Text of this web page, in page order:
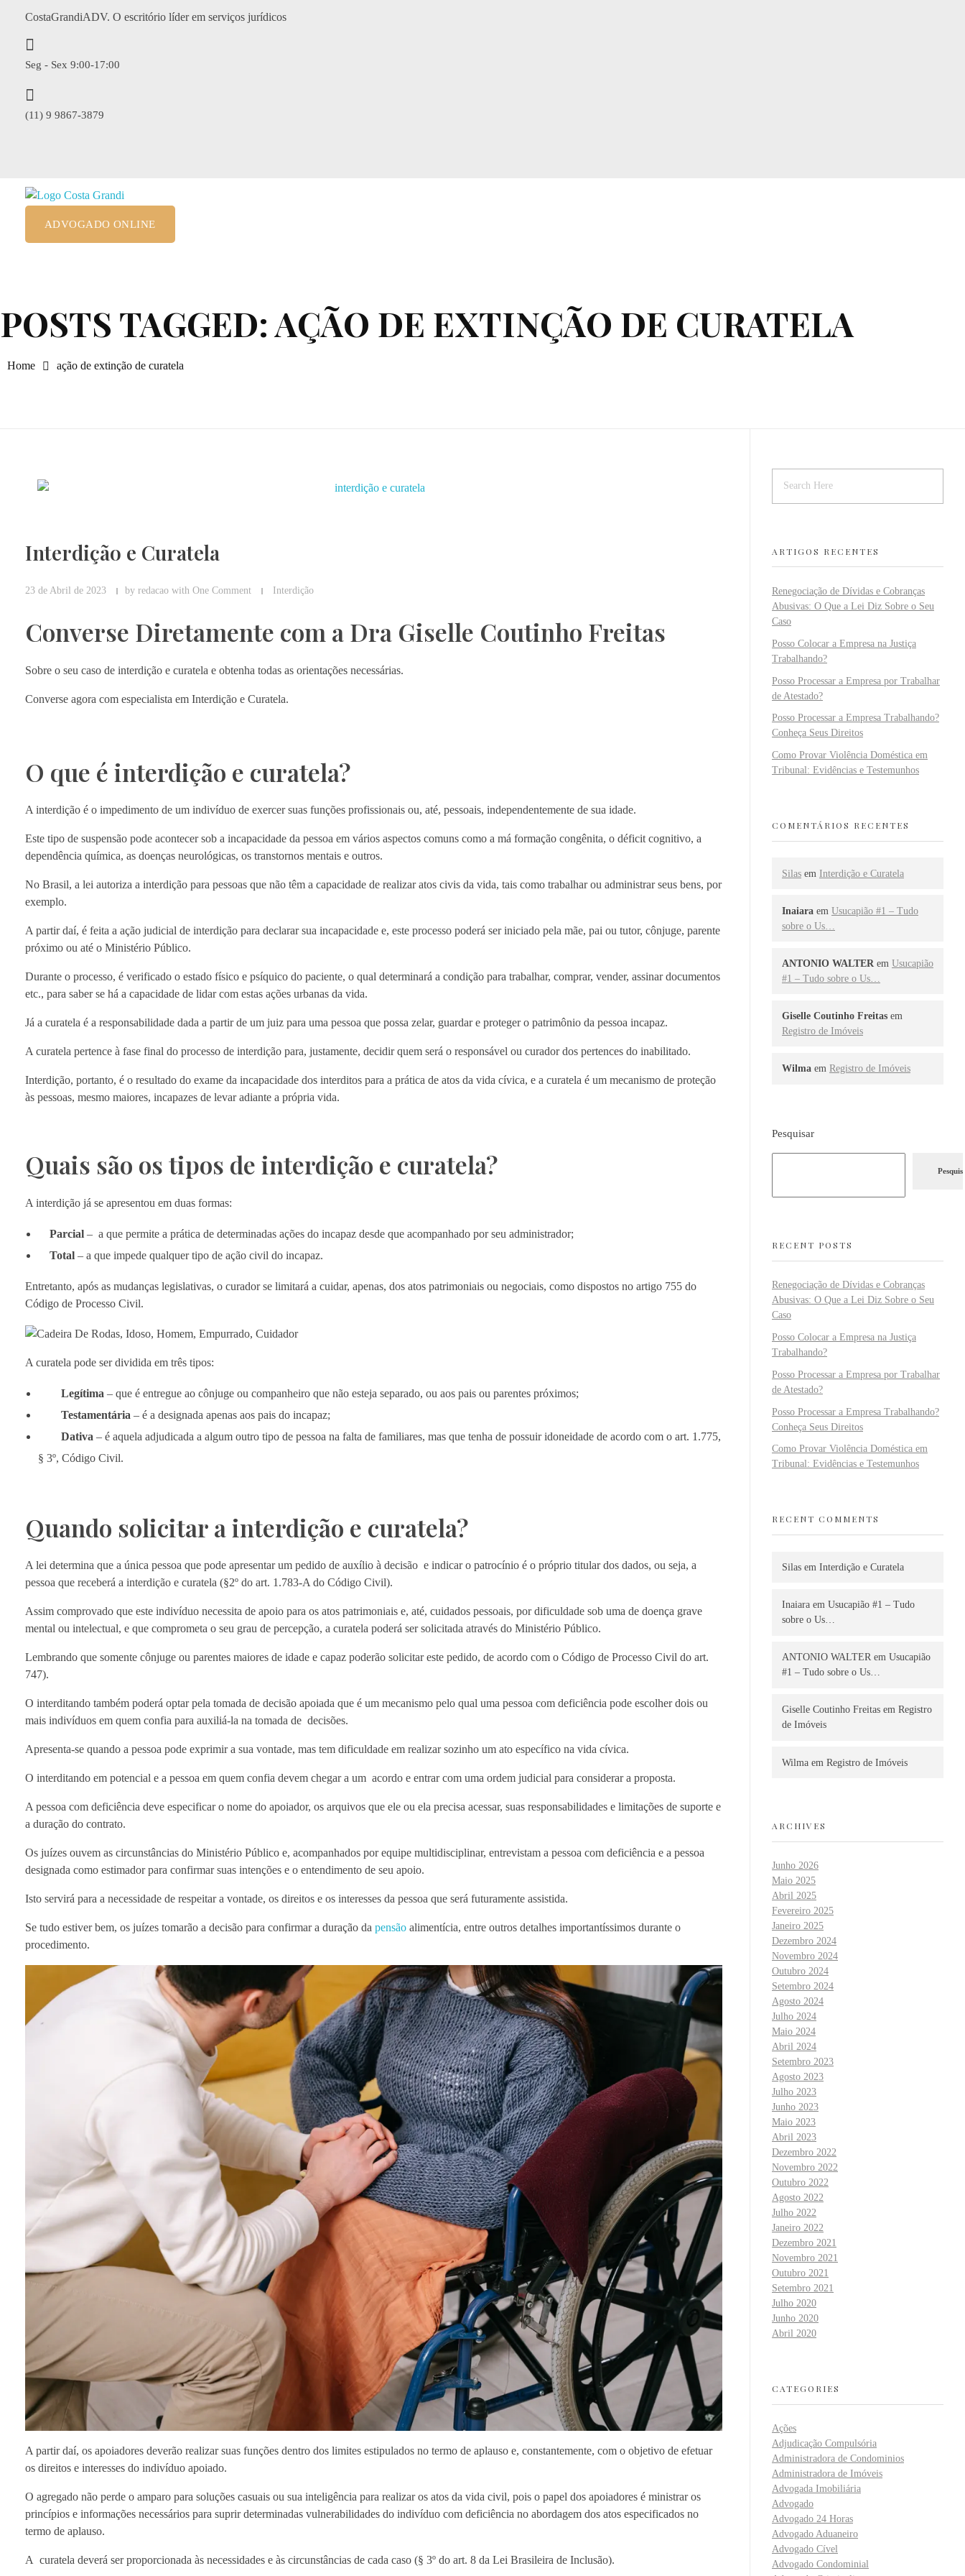
CostaGrandiADV. O escritório líder em serviços jurídicos
Seg - Sex 9:00-17:00
(11) 9 9867-3879
ADVOGADO ONLINE
Home ação de extinção de curatela
POSTS TAGGED: AÇÃO DE EXTINÇÃO DE CURATELA
Interdição e Curatela
23 de Abril de 2023 by redacao with One Comment Interdição
Converse Diretamente com a Dra Giselle Coutinho Freitas
Sobre o seu caso de interdição e curatela e obtenha todas as orientações necessárias.
Converse agora com especialista em Interdição e Curatela.
O que é interdição e curatela?
A interdição é o impedimento de um indivíduo de exercer suas funções profissionais ou, até, pessoais, independentemente de sua idade.
Este tipo de suspensão pode acontecer sob a incapacidade da pessoa em vários aspectos comuns como a má formação congênita, o déficit cognitivo, a
dependência química, as doenças neurológicas, os transtornos mentais e outros.
No Brasil, a lei autoriza a interdição para pessoas que não têm a capacidade de realizar atos civis da vida, tais como trabalhar ou administrar seus bens, por
exemplo.
A partir daí, é feita a ação judicial de interdição para declarar sua incapacidade e, este processo poderá ser iniciado pela mãe, pai ou tutor, cônjuge, parente
próximo ou até o Ministério Público.
Durante o processo, é verificado o estado físico e psíquico do paciente, o qual determinará a condição para trabalhar, comprar, vender, assinar documentos
etc., para saber se há a capacidade de lidar com estas ações urbanas da vida.
Já a curatela é a responsabilidade dada a partir de um juiz para uma pessoa que possa zelar, guardar e proteger o patrimônio da pessoa incapaz.
A curatela pertence à fase final do processo de interdição para, justamente, decidir quem será o responsável ou curador dos pertences do inabilitado.
Interdição, portanto, é o resultado do exame da incapacidade dos interditos para a prática de atos da vida cívica, e a curatela é um mecanismo de proteção
às pessoas, mesmo maiores, incapazes de levar adiante a própria vida.
Quais são os tipos de interdição e curatela?
A interdição já se apresentou em duas formas:
Parcial– a que permite a prática de determinadas ações do incapaz desde que acompanhado por seu administrador;
Total– a que impede qualquer tipo de ação civil do incapaz.
Entretanto, após as mudanças legislativas, o curador se limitará a cuidar, apenas, dos atos patrimoniais ou negociais, como dispostos no artigo 755 do
Código de Processo Civil.
A curatela pode ser dividida em três tipos:
Legítima – que é entregue ao cônjuge ou companheiro que não esteja separado, ou aos pais ou parentes próximos;
Testamentária – é a designada apenas aos pais do incapaz;
Dativa – é aquela adjudicada a algum outro tipo de pessoa na falta de familiares, mas que tenha de possuir idoneidade de acordo com o art. 1.775,
§ 3º, Código Civil.
Quando solicitar a interdição e curatela?
A lei determina que a única pessoa que pode apresentar um pedido de auxílio à decisão e indicar o patrocínio é o próprio titular dos dados, ou seja, a
pessoa que receberá a interdição e curatela (§2º do art. 1.783-A do Código Civil).
Assim comprovado que este indivíduo necessita de apoio para os atos patrimoniais e, até, cuidados pessoais, por dificuldade sob uma de doença grave
mental ou intelectual, e que comprometa o seu grau de percepção, a curatela poderá ser solicitada através do Ministério Público.
Lembrando que somente cônjuge ou parentes maiores de idade e capaz poderão solicitar este pedido, de acordo com o Código de Processo Civil do art.
747).
O interditando também poderá optar pela tomada de decisão apoiada que é um mecanismo pelo qual uma pessoa com deficiência pode escolher dois ou
mais indivíduos em quem confia para auxiliá-la na tomada de decisões.
Apresenta-se quando a pessoa pode exprimir a sua vontade, mas tem dificuldade em realizar sozinho um ato específico na vida cívica.
O interditando em potencial e a pessoa em quem confia devem chegar a um acordo e entrar com uma ordem judicial para considerar a proposta.
A pessoa com deficiência deve especificar o nome do apoiador, os arquivos que ele ou ela precisa acessar, suas responsabilidades e limitações de suporte e
a duração do contrato.
Os juízes ouvem as circunstâncias do Ministério Público e, acompanhados por equipe multidisciplinar, entrevistam a pessoa com deficiência e a pessoa
designada como estimador para confirmar suas intenções e o entendimento de seu apoio.
Isto servirá para a necessidade de respeitar a vontade, os direitos e os interesses da pessoa que será futuramente assistida.
Se tudo estiver bem, os juízes tomarão a decisão para confirmar a duração da pensão alimentícia, entre outros detalhes importantíssimos durante o
procedimento.
A partir daí, os apoiadores deverão realizar suas funções dentro dos limites estipulados no termo de aplauso e, constantemente, com o objetivo de efetuar
os direitos e interesses do indivíduo apoiado.
O agregado não perde o amparo para soluções casuais ou sua inteligência para realizar os atos da vida civil, pois o papel dos apoiadores é ministrar os
princípios e informações necessários para suprir determinadas vulnerabilidades do indivíduo com deficiência no abordagem dos atos especificados no
termo de aplauso.
A curatela deverá ser proporcionada às necessidades e às circunstâncias de cada caso (§ 3º do art. 8 da Lei Brasileira de Inclusão).
ARTIGOS RECENTES
Renegociação de Dívidas e Cobranças
Abusivas: O Que a Lei Diz Sobre o Seu
Caso
Posso Colocar a Empresa na Justiça
Trabalhando?
Posso Processar a Empresa por Trabalhar
de Atestado?
Posso Processar a Empresa Trabalhando?
Conheça Seus Direitos
Como Provar Violência Doméstica em
Tribunal: Evidências e Testemunhos
COMENTÁRIOS RECENTES
Silas em Interdição e Curatela
Inaiara em Usucapião #1 – Tudo
sobre o Us…
ANTONIO WALTER em Usucapião
#1 – Tudo sobre o Us…
Giselle Coutinho Freitas em
Registro de Imóveis
Wilma em Registro de Imóveis
Pesquisar
RECENT POSTS
Renegociação de Dívidas e Cobranças
Abusivas: O Que a Lei Diz Sobre o Seu
Caso
Posso Colocar a Empresa na Justiça
Trabalhando?
Posso Processar a Empresa por Trabalhar
de Atestado?
Posso Processar a Empresa Trabalhando?
Conheça Seus Direitos
Como Provar Violência Doméstica em
Tribunal: Evidências e Testemunhos
RECENT COMMENTS
Silas em Interdição e Curatela
Inaiara em Usucapião #1 – Tudo
sobre o Us…
ANTONIO WALTER em Usucapião
#1 – Tudo sobre o Us…
Giselle Coutinho Freitas em Registro
de Imóveis
Wilma em Registro de Imóveis
ARCHIVES
Junho 2026
Maio 2025
Abril 2025
Fevereiro 2025
Janeiro 2025
Dezembro 2024
Novembro 2024
Outubro 2024
Setembro 2024
Agosto 2024
Julho 2024
Maio 2024
Abril 2024
Setembro 2023
Agosto 2023
Julho 2023
Junho 2023
Maio 2023
Abril 2023
Dezembro 2022
Novembro 2022
Outubro 2022
Agosto 2022
Julho 2022
Janeiro 2022
Dezembro 2021
Novembro 2021
Outubro 2021
Setembro 2021
Julho 2020
Junho 2020
Abril 2020
CATEGORIES
Ações
Adjudicação Compulsória
Administradora de Condominios
Administradora de Imóveis
Advogada Imobiliária
Advogado
Advogado 24 Horas
Advogado Aduaneiro
Advogado Cível
Advogado Condominial